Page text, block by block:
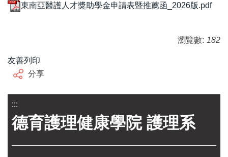
東南亞醫護人才獎助學金申請表暨推薦函_2026版.pdf
瀏覽數: 182
友善列印
分享
:::
德育護理健康學院 護理系